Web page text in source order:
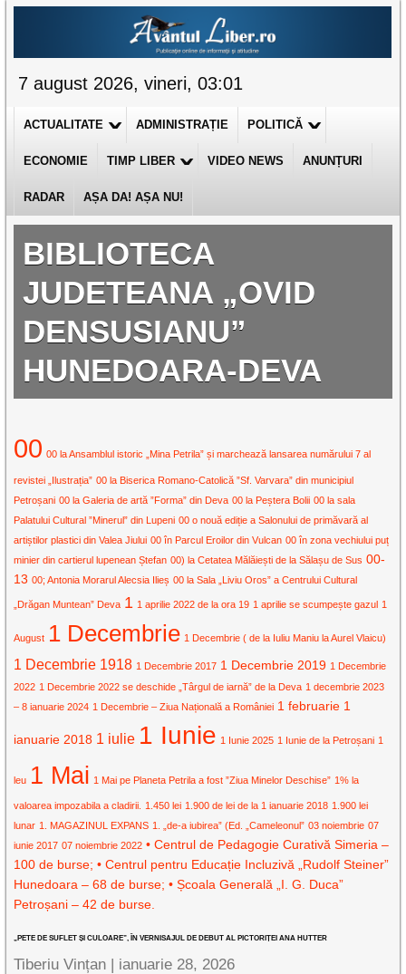
7 august 2026, vineri, 03:01
ACTUALITATE ADMINISTRAȚIE POLITICĂ
ECONOMIE TIMP LIBER VIDEO NEWS ANUNȚURI
RADAR AȘA DA! AȘA NU!
BIBLIOTECA
JUDETEANA „OVID
DENSUSIANU”
HUNEDOARA-DEVA
00 00 la Ansamblul istoric „Mina Petrila” și marchează lansarea numărului 7 al
revistei „Ilustrația” 00 la Biserica Romano-Catolică ”Sf. Varvara” din municipiul
Petroșani 00 la Galeria de artă ”Forma” din Deva 00 la Peștera Bolii 00 la sala
Palatului Cultural ”Minerul” din Lupeni 00 o nouă ediție a Salonului de primăvară al
artiștilor plastici din Valea Jiului 00 în Parcul Eroilor din Vulcan 00 în zona vechiului puț
minier din cartierul lupenean Ștefan 00) la Cetatea Mălăiești de la Sălașu de Sus 00-
13 00; Antonia Morarul Alecsia Ilieș 00 la Sala „Liviu Oros” a Centrului Cultural
„Drăgan Muntean” Deva 1 1 aprilie 2022 de la ora 19 1 aprilie se scumpește gazul 1
August 1 Decembrie 1 Decembrie ( de la Iuliu Maniu la Aurel Vlaicu)
1 Decembrie 1918 1 Decembrie 2017 1 Decembrie 2019 1 Decembrie
2022 1 Decembrie 2022 se deschide „Târgul de iarnă” de la Deva 1 decembrie 2023
– 8 ianuarie 2024 1 Decembrie – Ziua Națională a României 1 februarie 1
ianuarie 2018 1 iulie 1 Iunie 1 Iunie 2025 1 Iunie de la Petroșani 1
leu 1 Mai 1 Mai pe Planeta Petrila a fost ”Ziua Minelor Deschise” 1% la
valoarea impozabila a cladirii. 1.450 lei 1.900 de lei de la 1 ianuarie 2018 1.900 lei
lunar 1. MAGAZINUL EXPANS 1. „de-a iubirea” (Ed. „Cameleonul” 03 noiembrie 07
iunie 2017 07 noiembrie 2022 • Centrul de Pedagogie Curativă Simeria –
100 de burse; • Centrul pentru Educație Incluzivă „Rudolf Steiner”
Hunedoara – 68 de burse; • Școala Generală „I. G. Duca”
Petroșani – 42 de burse.
„PETE DE SUFLET ȘI CULOARE”, ÎN VERNISAJUL DE DEBUT AL PICTORIȚEI ANA HUTTER
Tiberiu Vințan | ianuarie 28, 2026